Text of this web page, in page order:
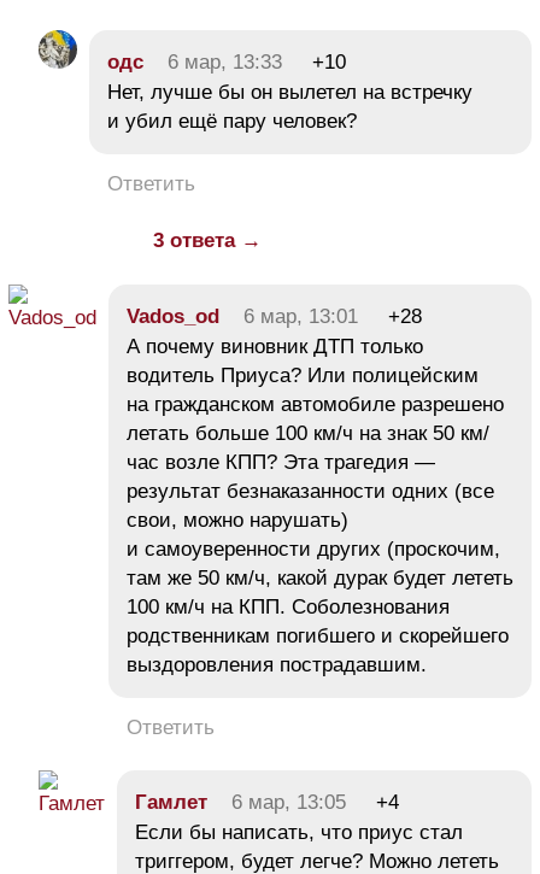
одс 6 мар, 13:33
+10
Нет, лучше бы он вылетел на встречку
и убил ещё пару человек?
Ответить
3 ответа →
Vados_od 6 мар, 13:01
+28
А почему виновник ДТП только
водитель Приуса? Или полицейским
на гражданском автомобиле разрешено
летать больше 100 км/ч на знак 50 км/
час возле КПП? Эта трагедия —
результат безнаказанности одних (все
свои, можно нарушать)
и самоуверенности других (проскочим,
там же 50 км/ч, какой дурак будет лететь
100 км/ч на КПП. Соболезнования
родственникам погибшего и скорейшего
выздоровления пострадавшим.
Ответить
Гамлет 6 мар, 13:05
+4
Если бы написать, что приус стал
триггером, будет легче? Можно лететь